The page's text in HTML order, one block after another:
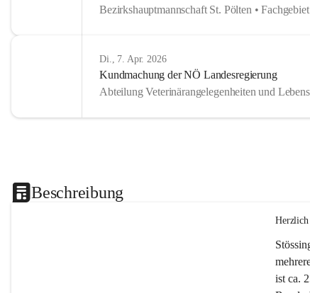
Bezirkshauptmannschaft St. Pölten •
Di., 7. Apr. 2026
Kundmachung der NÖ Landesregierung
Abteilung Veterinärangelegenheiten und
Beschreibung
ist ca.